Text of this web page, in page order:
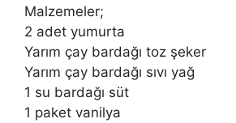
Malzemeler;
2 adet yumurta
Yarım çay bardağı toz şeker
Yarım çay bardağı sıvı yağ
1 su bardağı süt
1 paket vanilya